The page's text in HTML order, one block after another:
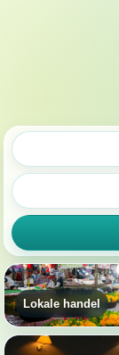
Lokale handel